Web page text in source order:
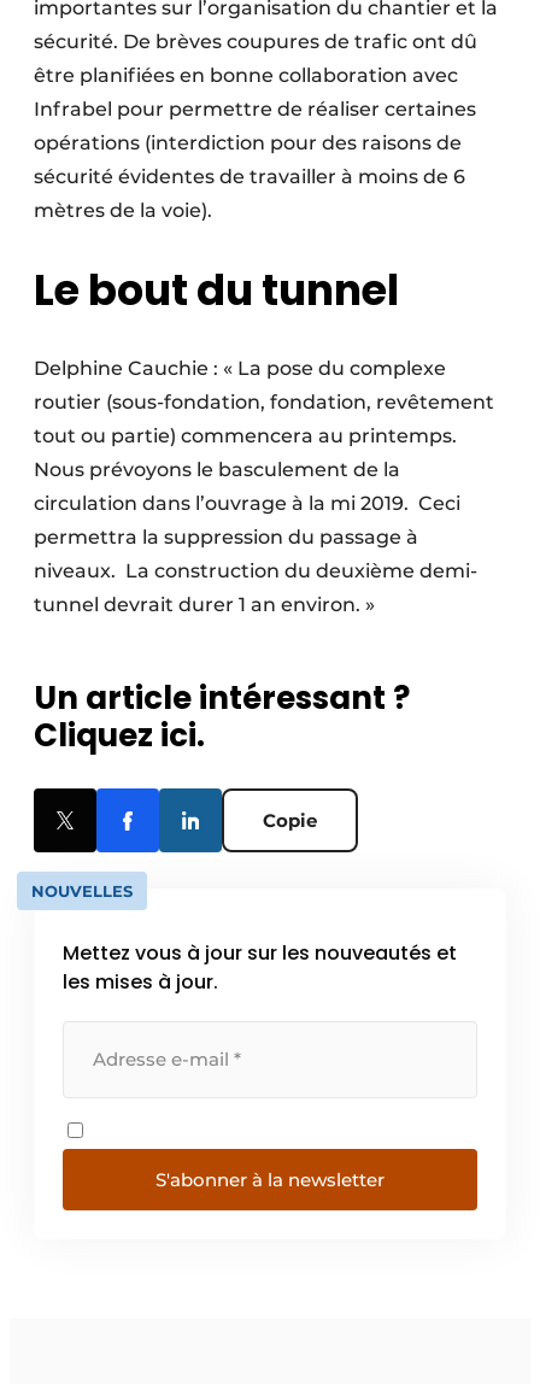
importantes sur l’organisation du chantier et la
sécurité. De brèves coupures de trafic ont dû
être planifiées en bonne collaboration avec
Infrabel pour permettre de réaliser certaines
opérations (interdiction pour des raisons de
sécurité évidentes de travailler à moins de 6
mètres de la voie).
Le bout du tunnel
Delphine Cauchie : « La pose du complexe
routier (sous-fondation, fondation, revêtement
tout ou partie) commencera au printemps.
Nous prévoyons le basculement de la
circulation dans l’ouvrage à la mi 2019. Ceci
permettra la suppression du passage à
niveaux. La construction du deuxième demi-
tunnel devrait durer 1 an environ. »
Un article intéressant ?
Cliquez ici.
Copie
NOUVELLES
Mettez vous à jour sur les nouveautés et
les mises à jour.
S'abonner à la newsletter